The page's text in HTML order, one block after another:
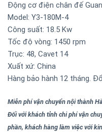
Động cơ điện chân đế
Model: Y3-180M-4
Công suất: 18.5 Kw
Tốc độ vòng: 1450 rpm
Trục: 48, Cavet 14
Xuất xứ: China
Hàng bảo hành 12 tháng.
Miễn phí vận chuyển nội thành
Đối với khách tỉnh chi phí vận
phần, khách hàng làm việc với